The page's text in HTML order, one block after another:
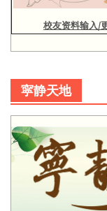
校友资料输入/
寜静天地